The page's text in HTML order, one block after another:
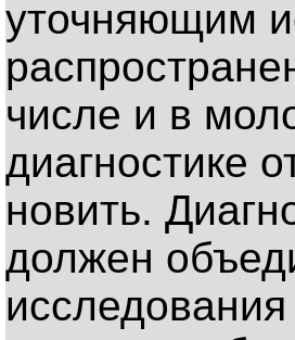
уточняющим
числе и в
диагностике
новить.
должен